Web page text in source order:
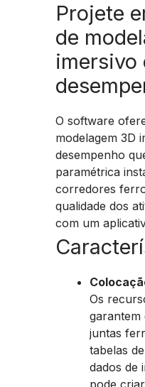
Projete
de
imersivo
O software
modelagem 3D
desempenho
paramétrica
corredores
qualidade dos
com um
Os
garantem
juntas
tabelas
dados de
pode